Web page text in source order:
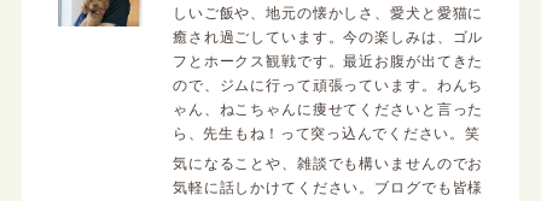
しいご飯や、地元の懐かしさ、愛犬と愛猫に
癒され過ごしています。今の楽しみは、ゴル
フとホークス観戦です。最近お腹が出てきた
ので、ジムに行って頑張っています。わんち
ゃん、ねこちゃんに痩せてくださいと言った
ら、先生もね！って突っ込んでください。笑
気になることや、雑談でも構いませんのでお
気軽に話しかけてください。ブログでも皆様